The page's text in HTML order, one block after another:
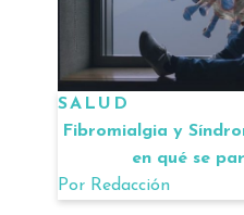
SALUD
Fibromialgia y
en qué se
Por Redacción